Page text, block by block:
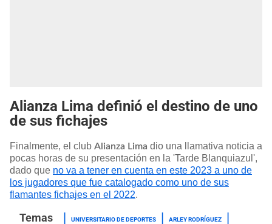
Alianza Lima definió el destino de uno
de sus fichajes
Finalmente, el club Alianza Lima dio una llamativa noticia a
pocas horas de su presentación en la 'Tarde Blanquiazul',
dado que no va a tener en cuenta en este 2023 a uno de
los jugadores que fue catalogado como uno de sus
flamantes fichajes en el 2022.
UNIVERSITARIO DE DEPORTES
ARLEY RODRÍGUEZ